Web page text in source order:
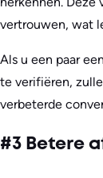
vertrouwen, wat
Als u een paar
te verifiëren,
verbeterde
#3 Betere